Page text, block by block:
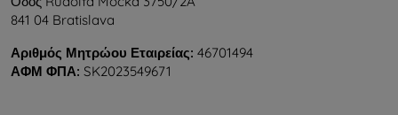
841 04 Bratislava
Αριθμός Μητρώου Εταιρείας: 46701494
ΑΦΜ ΦΠΑ: SK2023549671